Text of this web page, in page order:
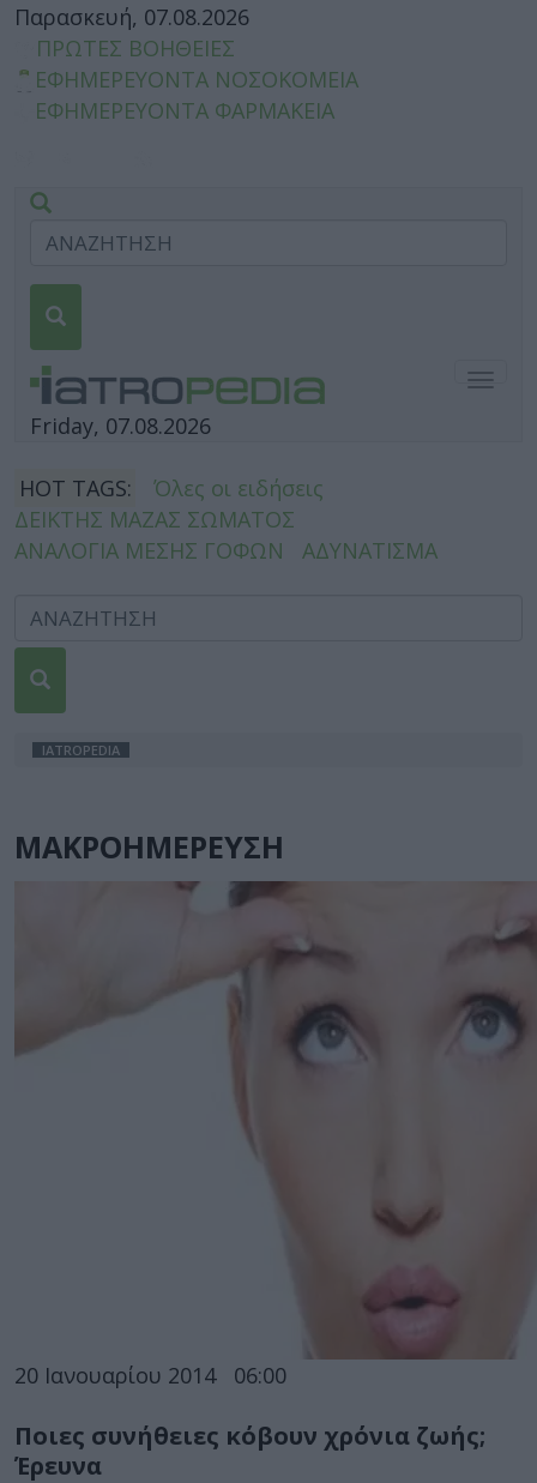
Παρασκευή, 07.08.2026
ΠΡΩΤΕΣ ΒΟΗΘΕΙΕΣ
ΕΦΗΜΕΡΕΥΟΝΤΑ ΝΟΣΟΚΟΜΕΙΑ
ΕΦΗΜΕΡΕΥΟΝΤΑ ΦΑΡΜΑΚΕΙΑ
Friday, 07.08.2026
HOT TAGS:
Όλες οι ειδήσεις
ΔΕΙΚΤΗΣ ΜΑΖΑΣ ΣΩΜΑΤΟΣ
ΑΝΑΛΟΓΙΑ ΜΕΣΗΣ ΓΟΦΩΝ
ΑΔΥΝΑΤΙΣΜΑ
IATROPEDIA
ΜΑΚΡΟΗΜΕΡΕΥΣΗ
20 Ιανουαρίου 2014 06:00
Ποιες συνήθειες κόβουν χρόνια ζωής;
Έρευνα